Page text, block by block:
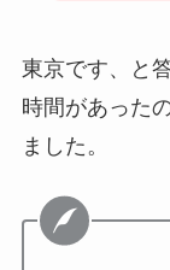
東京です、と
時間があった
ました。